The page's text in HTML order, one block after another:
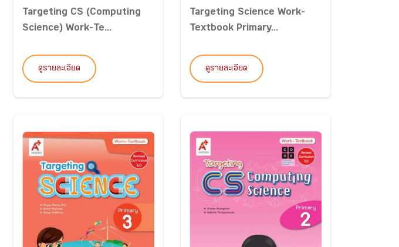
Targeting CS (Computing
Science) Work-Te...
ดูรายละเอียด
Targeting Science Work-
Textbook Primary...
ดูรายละเอียด